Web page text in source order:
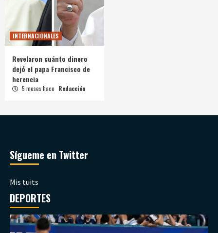
INTERNACIONALES
Revelaron cuánto dinero
dejó el papa Francisco de
herencia
5 meses hace Redacción
Sígueme en Twitter
Mis tuits
DEPORTES